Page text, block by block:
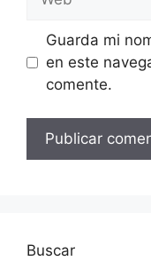
Guarda mi
en este
comente.
Buscar